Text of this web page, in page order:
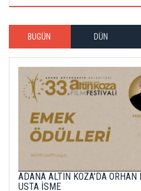
BUGÜN DÜN
ADANA ALTIN KOZA'DA ORHAN
USTA İSME